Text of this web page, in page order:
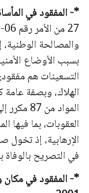
*- المفقود في
والمصالحة
بسبب الأوضاع
التسعينات هم
الهلاك، وبصفة عامة
العقوبات، بما فيها
الإرهابية، إذ
في التصريح